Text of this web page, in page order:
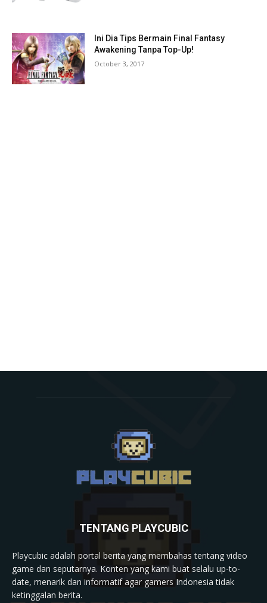
Ini Dia Tips Bermain Final Fantasy
Awakening Tanpa Top-Up!
October 3, 2017
TENTANG PLAYCUBIC
Playcubic adalah portal berita yang membahas tentang video
game dan seputarnya. Konten yang kami buat selalu up-to-
date, menarik dan informatif agar gamers Indonesia tidak
ketinggalan berita.